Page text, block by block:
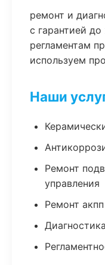
ремонт и
с гарантией
регламентам
используем
Наши
Ремонт
управления
Ремонт